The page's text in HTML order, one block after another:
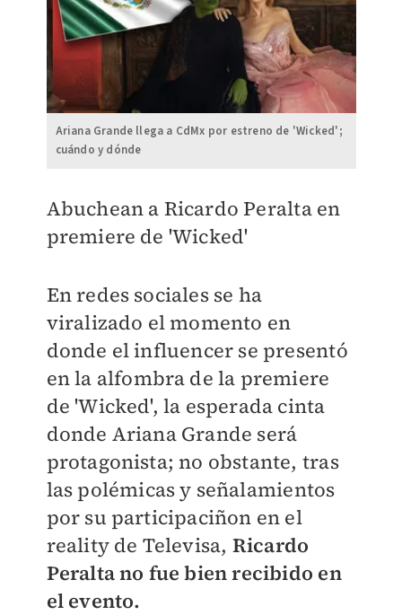
Ariana Grande llega a CdMx por estreno de 'Wicked';
cuándo y dónde
Abuchean a Ricardo Peralta en
premiere de 'Wicked'
En redes sociales se ha
viralizado el momento en
donde el influencer se presentó
en la alfombra de la premiere
de 'Wicked', la esperada cinta
donde Ariana Grande será
protagonista; no obstante, tras
las polémicas y señalamientos
por su participaciñon en el
reality de Televisa, Ricardo
Peralta no fue bien recibido en
el evento.